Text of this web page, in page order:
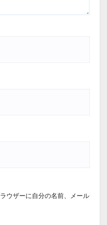
ウザーに自分の名前、メール